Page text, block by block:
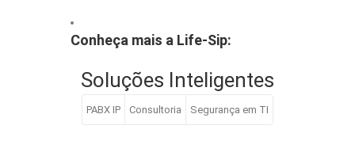
Conheça mais a Life-Sip:
Soluções Inteligentes
PABX IP Consultoria Segurança em TI